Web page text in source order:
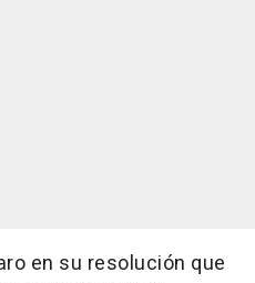
en su resolución que